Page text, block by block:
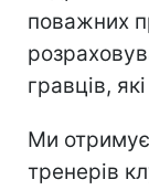
поважних
гравців,
Ми
тренерів